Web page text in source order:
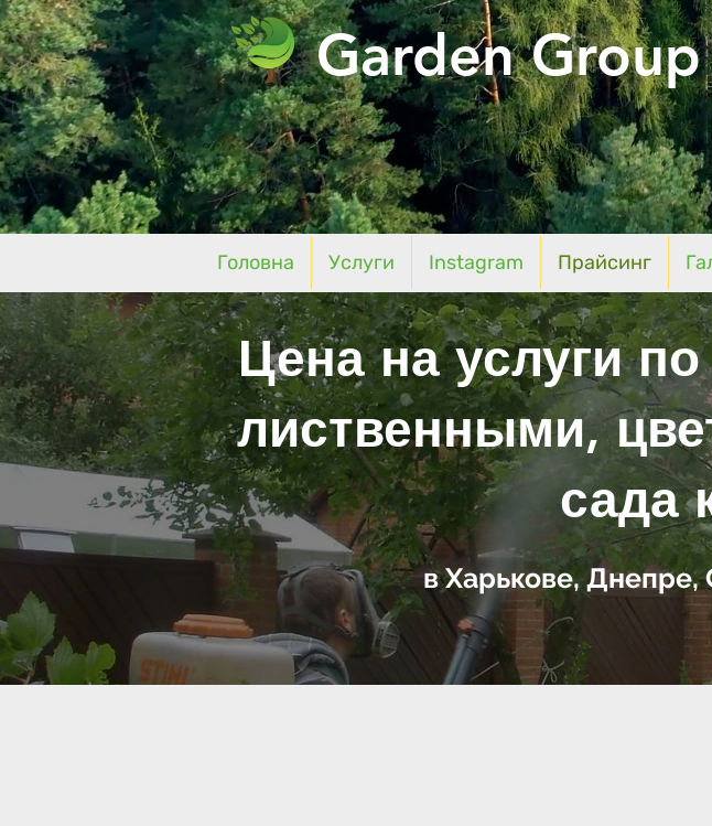
Garden Group
Головна Услуги Instagram Прайсинг
Цена на услуги
лиственными,
сада
в Харькове, Днепре,